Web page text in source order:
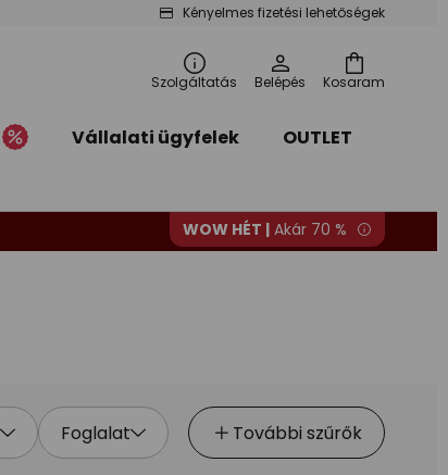
Kényelmes fizetési lehetőségek
Kosaram
Szolgáltatás Belépés
Vállalati ügyfelek
OUTLET
WOW HÉT | Akár 70 %
Foglalat További szűrők